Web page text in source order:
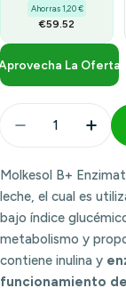
Ahorras 1,20 €
€59.52
La Oferta
Disminuir
Molkesol B+
leche, el cual es
bajo índice
metabolismo y
contiene inulina y
funcionamiento